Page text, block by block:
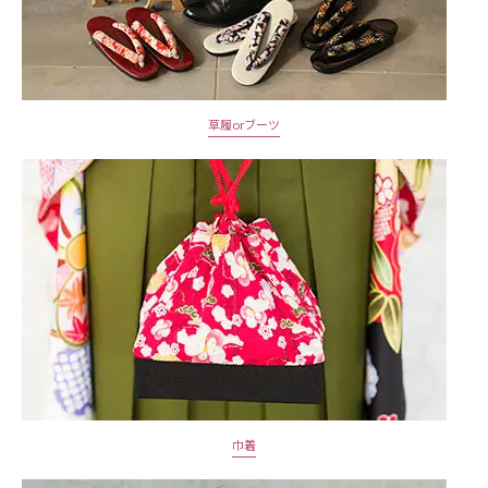
草履orブーツ
巾着